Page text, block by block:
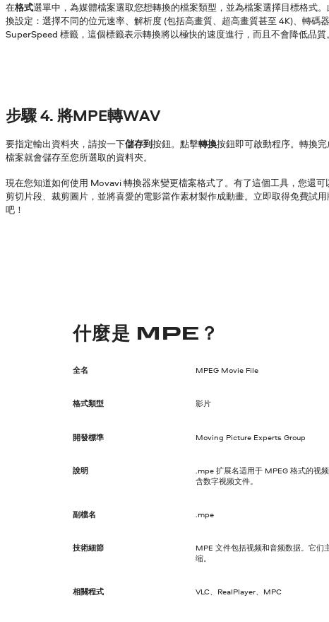
在格式選單中，為媒體檔案選取您想轉換的檔案類型，並為檔案選擇目標格式
換設定：選擇不同的位元速率、解析度 (包括高畫質、超高畫質甚至 4K)、轉碼
SuperSpeed 標籤，這個標籤表示轉換將以極快的速度進行，而且不會降低品質。
步驟 4. 將MPE轉WAV
要指定輸出資料夾，請按一下儲存到按鈕。點擊轉換按鈕即可啟動程序。轉換
檔案就會儲存至您所選取的資料夾。
現在您知道如何使用 Movavi 轉換器來變更檔案格式了。有了這個工具，您還可
剪切片段、裁剪圖片，並將喜愛的電影當作素材製作成動畫。立即取得免費試
吧！
什麼是 MPE？
全名 MPEG Movie File
格式類型 影片
開發標準 Moving Picture Experts Group
說明
.mpe 扩展名适用于 MPEG 格式的视
含数字视频文件。
副檔名 .mpe
技術細節
MPE 文件包括视频和音频数据。它们
缩。
相關程式 VLC、RealPlayer、MPC